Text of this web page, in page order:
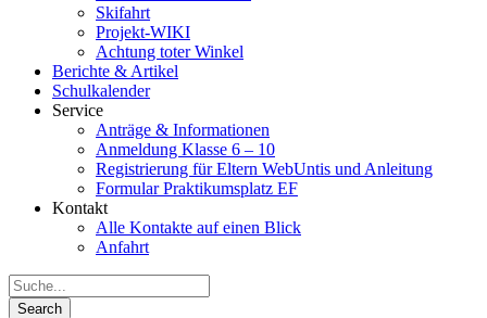
Skifahrt
Projekt-WIKI
Achtung toter Winkel
Berichte & Artikel
Schulkalender
Service
Anträge & Informationen
Anmeldung Klasse 6 – 10
Registrierung für Eltern WebUntis und Anleitung
Formular Praktikumsplatz EF
Kontakt
Alle Kontakte auf einen Blick
Anfahrt